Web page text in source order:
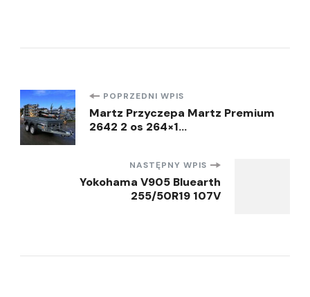
Nawigacja
wpisu
POPRZEDNI WPIS
Martz Przyczepa Martz Premium
2642 2 os 264×1…
NASTĘPNY WPIS
Yokohama V905 Bluearth
255/50R19 107V